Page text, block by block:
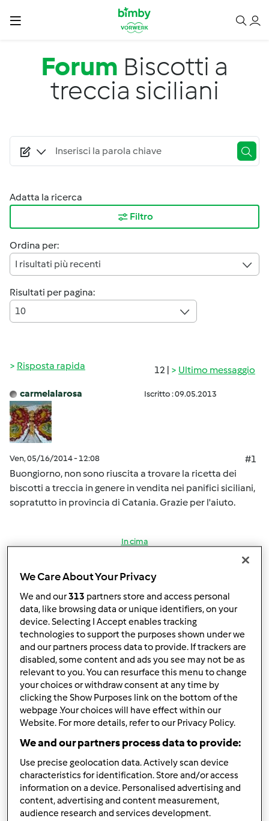
Salta al contenuto principale
Forum Biscotti a
treccia siciliani
Adatta la ricerca
Filtro
Ordina per:
I risultati più recenti
Risultati per pagina:
10
12 | Ultimo messaggio
Risposta rapida
carmelalarosa Iscritto : 09.05.2013
Ven, 05/16/2014 - 12:08
#1
Buongiorno, non sono riuscita a trovare la ricetta dei
biscotti a treccia in genere in vendita nei panifici siciliani,
sopratutto in provincia di Catania. Grazie per l'aiuto.
In cima
Accedi registrati
lully Iscritto : 05.12.2008
Ven, 05/16/2014 - 13:40
Questi??
http://www.ricettario-bimby.it/prodotti-da-forno-dolci-
ricette/treccine-siciliane/554752
In cima
Accedio registratiper poter commentare
das Iscritto : 10.10.2013
We Care About Your Privacy
We and our313 partners store and access personal
data, like browsing data or unique identifiers, on your
device. Selecting I Accept enables tracking
technologies to support the purposes shown under we
and our partners process data to provide. If trackers are
disabled, some content and ads you see may not be as
relevant to you. You can resurface this menu to change
your choices or withdraw consent at any time by
clicking the Show Purposes link on the bottom of the
webpage .Your choices will have effect within our
Website. For more details, refer to our Privacy Policy.
We and our partners process data to provide:
Use precise geolocation data. Actively scan device
characteristics for identification. Store and/or access
information on a device. Personalised advertising and
content, advertising and content measurement,
audience research and services development.